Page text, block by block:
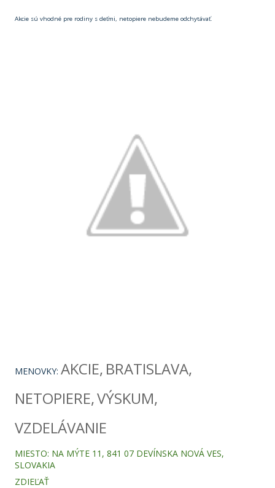
Akcie sú vhodné pre rodiny s deťmi, netopiere nebudeme odchytávať.
MENOVKY: AKCIE BRATISLAVA
NETOPIERE VÝSKUM
VZDELÁVANIE
MIESTO: NA MÝTE 11, 841 07 DEVÍNSKA NOVÁ VES,
SLOVAKIA
ZDIEĽAŤ